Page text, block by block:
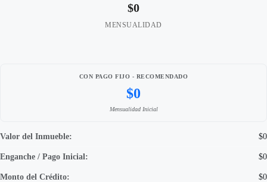
$0
MENSUALIDAD
CON PAGO FIJO - RECOMENDADO
$0
Mensualidad Inicial
Valor del Inmueble: $0
Enganche / Pago Inicial: $0
Monto del Crédito: $0